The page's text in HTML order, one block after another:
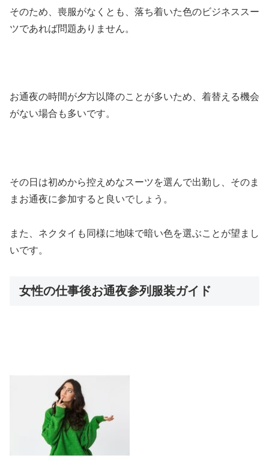
そのため、喪服がなくとも、落ち着いた色のビジネススー
ツであれば問題ありません。
お通夜の時間が夕方以降のことが多いため、着替える機会
がない場合も多いです。
その日は初めから控えめなスーツを選んで出勤し、そのま
まお通夜に参加すると良いでしょう。
また、ネクタイも同様に地味で暗い色を選ぶことが望まし
いです。
女性の仕事後お通夜参列服装ガイド